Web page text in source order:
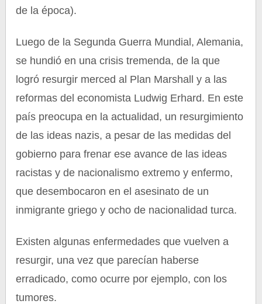
de la época).
Luego de la Segunda Guerra Mundial, Alemania,
se hundió en una crisis tremenda, de la que
logró resurgir merced al Plan Marshall y a las
reformas del economista Ludwig Erhard. En este
país preocupa en la actualidad, un resurgimiento
de las ideas nazis, a pesar de las medidas del
gobierno para frenar ese avance de las ideas
racistas y de nacionalismo extremo y enfermo,
que desembocaron en el asesinato de un
inmigrante griego y ocho de nacionalidad turca.
Existen algunas enfermedades que vuelven a
resurgir, una vez que parecían haberse
erradicado, como ocurre por ejemplo, con los
tumores.